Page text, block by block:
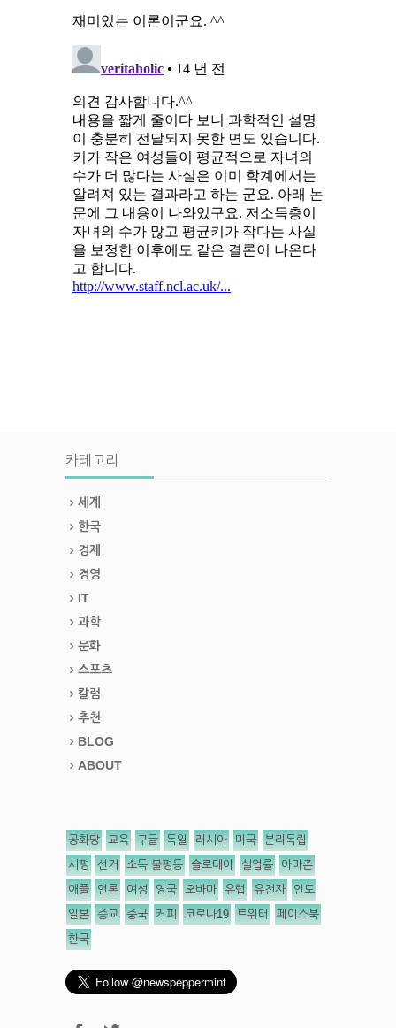
카테고리
세계
한국
경제
경영
IT
과학
문화
스포츠
칼럼
추천
BLOG
ABOUT
공화당 교육 구글 독일 러시아 미국 분리독립
서평 선거 소득 불평등 슬로데이 실업률 아마존
애플 언론 여성 영국 오바마 유럽 유전자 인도
일본 종교 중국 커피 코로나19 트위터 페이스북
한국